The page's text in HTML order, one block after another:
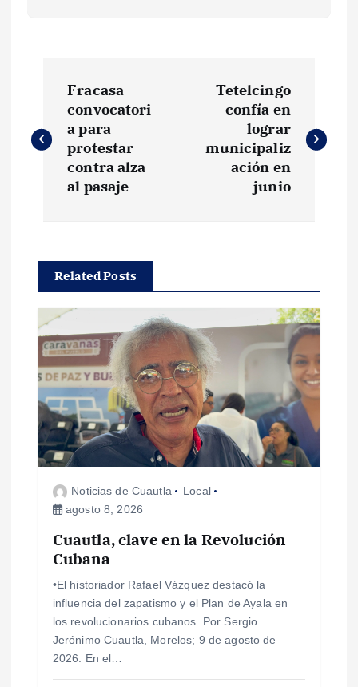
v
a
c
ó
n
d
Fracasa
convocatori
a para
protestar
contra alza
al pasaje
Tetelcingo
confía en
lograr
municipaliz
ación en
junio
Related Posts
Noticias de Cuautla
Local
agosto 8, 2026
Cuautla, clave en la Revolución
Cubana
•El historiador Rafael Vázquez destacó la
influencia del zapatismo y el Plan de Ayala en
los revolucionarios cubanos. Por Sergio
Jerónimo Cuautla, Morelos; 9 de agosto de
2026. En el…